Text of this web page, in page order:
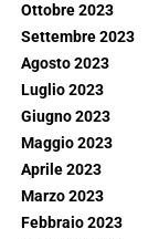
Ottobre 2023
Settembre 2023
Agosto 2023
Luglio 2023
Giugno 2023
Maggio 2023
Aprile 2023
Marzo 2023
Febbraio 2023